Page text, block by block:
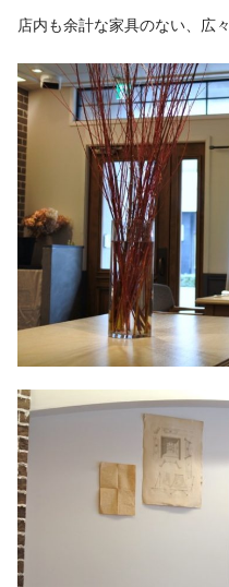
店内も余計な家具のない、広